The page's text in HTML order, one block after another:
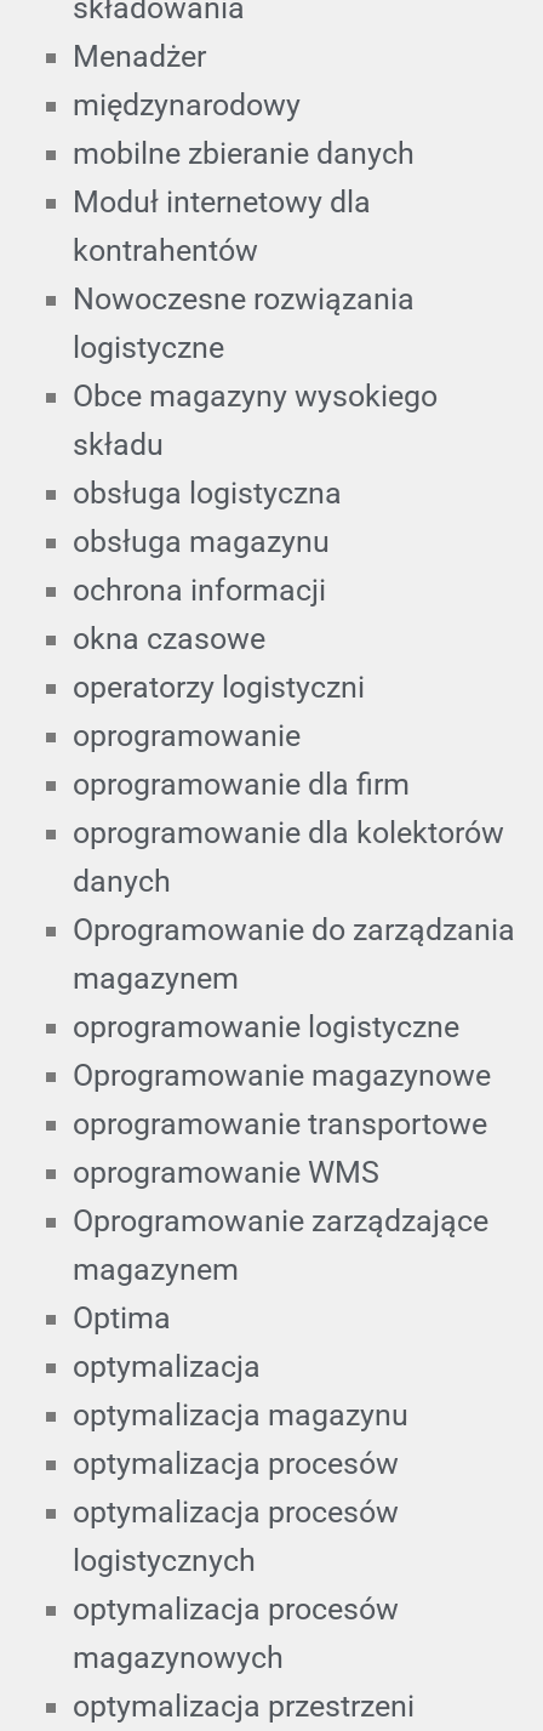
składowania
Menadżer
międzynarodowy
mobilne zbieranie danych
Moduł internetowy dla
kontrahentów
Nowoczesne rozwiązania
logistyczne
Obce magazyny wysokiego
składu
obsługa logistyczna
obsługa magazynu
ochrona informacji
okna czasowe
operatorzy logistyczni
oprogramowanie
oprogramowanie dla firm
oprogramowanie dla kolektorów
danych
Oprogramowanie do zarządzania
magazynem
oprogramowanie logistyczne
Oprogramowanie magazynowe
oprogramowanie transportowe
oprogramowanie WMS
Oprogramowanie zarządzające
magazynem
Optima
optymalizacja
optymalizacja magazynu
optymalizacja procesów
optymalizacja procesów
logistycznych
optymalizacja procesów
magazynowych
optymalizacja przestrzeni